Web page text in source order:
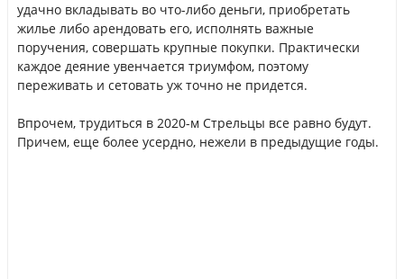
удачно вкладывать во что-либо деньги, приобретать
жилье либо арендовать его, исполнять важные
поручения, совершать крупные покупки. Практически
каждое деяние увенчается триумфом, поэтому
переживать и сетовать уж точно не придется.
Впрочем, трудиться в 2020-м Стрельцы все равно будут.
Причем, еще более усердно, нежели в предыдущие годы.